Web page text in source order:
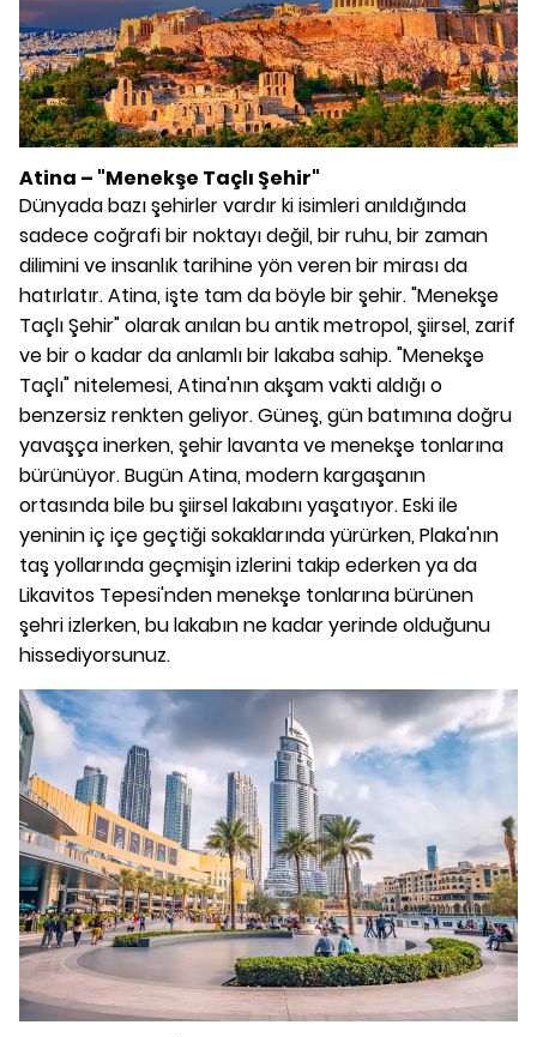
Atina – "Menekşe Taçlı Şehir"
Dünyada bazı şehirler vardır ki isimleri anıldığında
sadece coğrafi bir noktayı değil, bir ruhu, bir zaman
dilimini ve insanlık tarihine yön veren bir mirası da
hatırlatır. Atina, işte tam da böyle bir şehir. "Menekşe
Taçlı Şehir" olarak anılan bu antik metropol, şiirsel, zarif
ve bir o kadar da anlamlı bir lakaba sahip. "Menekşe
Taçlı" nitelemesi, Atina'nın akşam vakti aldığı o
benzersiz renkten geliyor. Güneş, gün batımına doğru
yavaşça inerken, şehir lavanta ve menekşe tonlarına
bürünüyor. Bugün Atina, modern kargaşanın
ortasında bile bu şiirsel lakabını yaşatıyor. Eski ile
yeninin iç içe geçtiği sokaklarında yürürken, Plaka'nın
taş yollarında geçmişin izlerini takip ederken ya da
Likavitos Tepesi'nden menekşe tonlarına bürünen
şehri izlerken, bu lakabın ne kadar yerinde olduğunu
hissediyorsunuz.